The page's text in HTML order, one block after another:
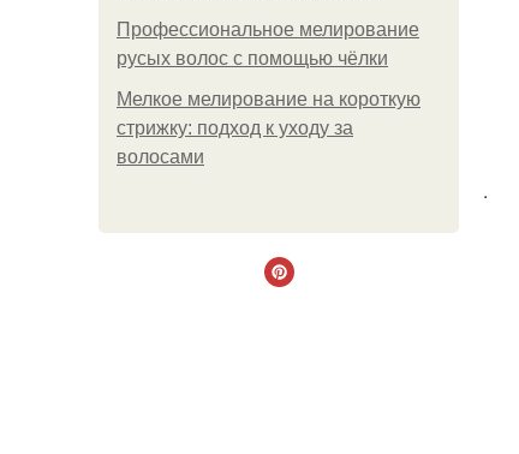
Профессиональное мелирование
русых волос с помощью чёлки
Мелкое мелирование на короткую
стрижку: подход к уходу за
волосами
.